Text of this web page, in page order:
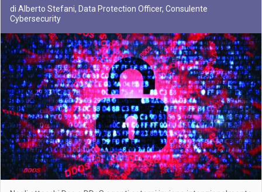
di Alberto Stefani, Data Protection Officer, Consulente
Cybersecurity